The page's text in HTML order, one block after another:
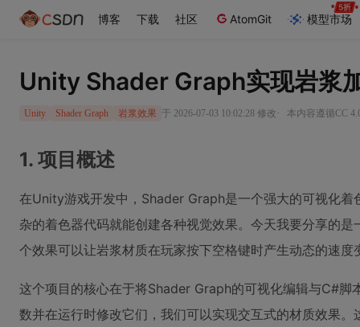
博客 下载 社区 AtomGit 模型市场
Unity Shader Graph实现岩浆
Unity Shader Graph 岩浆效果 于 2026-07-03 10:02:28 修改 · 本内容遵循CC
1. 项目概述
在Unity游戏开发中，Shader Graph是一个强大的可视化着
杂的着色器代码就能创建各种视觉效果。今天我要分享的
个效果可以让岩浆材质在玩家按下空格键时产生动态的速度
这个项目的核心在于将Shader Graph的可视化编辑与C#脚
数并在运行时修改它们，我们可以实现交互式的材质效果